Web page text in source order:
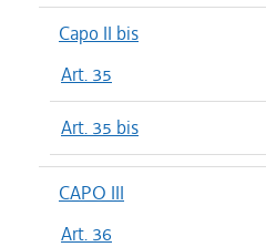
Capo II bis
Art. 35
Art. 35 bis
CAPO III
Art. 36